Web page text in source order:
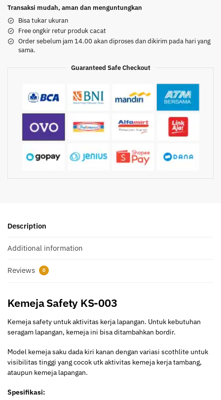
Transaksi mudah, aman dan menguntungkan
Bisa tukar ukuran
Free ongkir retur produk cacat
Order sebelum jam 14.00 akan diproses dan dikirim pada hari yang
sama.
Guaranteed Safe Checkout
Description
Additional information
Reviews 0
Kemeja Safety KS-003
Kemeja safety untuk aktivitas kerja lapangan. Untuk kebutuhan
seragam lapangan, kemeja ini bisa ditambahkan bordir.
Model kemeja saku dada kiri kanan dengan variasi scothlite untuk
visibilitas tinggi yang cocok utk aktivitas kemeja kerja tambang,
ataupun kemeja lapangan.
Spesifikasi: